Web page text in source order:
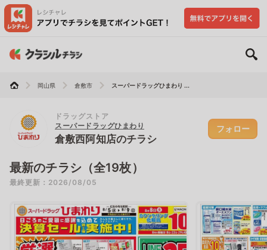
岡山県 倉敷市 スーパードラッグひまわり ...
ドラッグストア
スーパードラッグひまわり
倉敷西阿知店のチラシ
フォロー
最新のチラシ（全19枚）
最終更新：2026/08/05